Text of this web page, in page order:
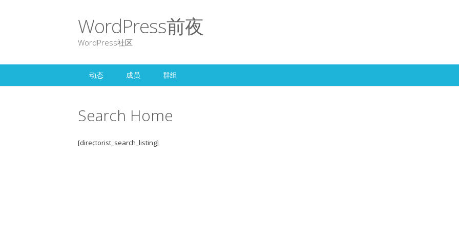
WordPress前夜
WordPress社区
Skip to content
动态 成员 群组
Search Home
[directorist_search_listing]